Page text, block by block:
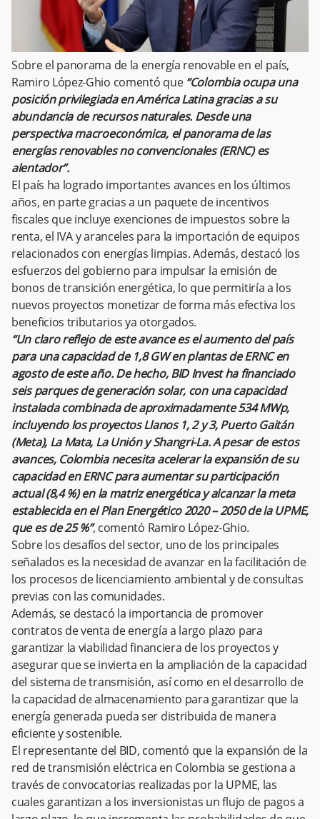
Sobre el panorama de la energía renovable en el país,
Ramiro López-Ghio comentó que “Colombia ocupa una
posición privilegiada en América Latina gracias a su
abundancia de recursos naturales. Desde una
perspectiva macroeconómica, el panorama de las
energías renovables no convencionales (ERNC) es
alentador”.
El país ha logrado importantes avances en los últimos
años, en parte gracias a un paquete de incentivos
fiscales que incluye exenciones de impuestos sobre la
renta, el IVA y aranceles para la importación de equipos
relacionados con energías limpias. Además, destacó los
esfuerzos del gobierno para impulsar la emisión de
bonos de transición energética, lo que permitiría a los
nuevos proyectos monetizar de forma más efectiva los
beneficios tributarios ya otorgados.
“Un claro reflejo de este avance es el aumento del país
para una capacidad de 1,8 GW en plantas de ERNC en
agosto de este año. De hecho, BID Invest ha financiado
seis parques de generación solar, con una capacidad
instalada combinada de aproximadamente 534 MWp,
incluyendo los proyectos Llanos 1, 2 y 3, Puerto Gaitán
(Meta), La Mata, La Unión y Shangri-La. A pesar de estos
avances, Colombia necesita acelerar la expansión de su
capacidad en ERNC para aumentar su participación
actual (8,4 %) en la matriz energética y alcanzar la meta
establecida en el Plan Energético 2020 – 2050 de la UPME,
que es de 25 %”, comentó Ramiro López-Ghio.
Sobre los desafíos del sector, uno de los principales
señalados es la necesidad de avanzar en la facilitación de
los procesos de licenciamiento ambiental y de consultas
previas con las comunidades.
Además, se destacó la importancia de promover
contratos de venta de energía a largo plazo para
garantizar la viabilidad financiera de los proyectos y
asegurar que se invierta en la ampliación de la capacidad
del sistema de transmisión, así como en el desarrollo de
la capacidad de almacenamiento para garantizar que la
energía generada pueda ser distribuida de manera
eficiente y sostenible.
El representante del BID, comentó que la expansión de la
red de transmisión eléctrica en Colombia se gestiona a
través de convocatorias realizadas por la UPME, las
cuales garantizan a los inversionistas un flujo de pagos a